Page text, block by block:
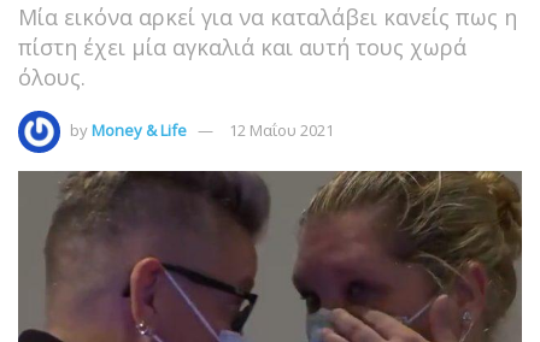
Μία εικόνα αρκεί για να καταλάβει κανείς πως η
πίστη έχει μία αγκαλιά και αυτή τους χωρά
όλους.
byMoney & Life 12 Μαΐου 2021